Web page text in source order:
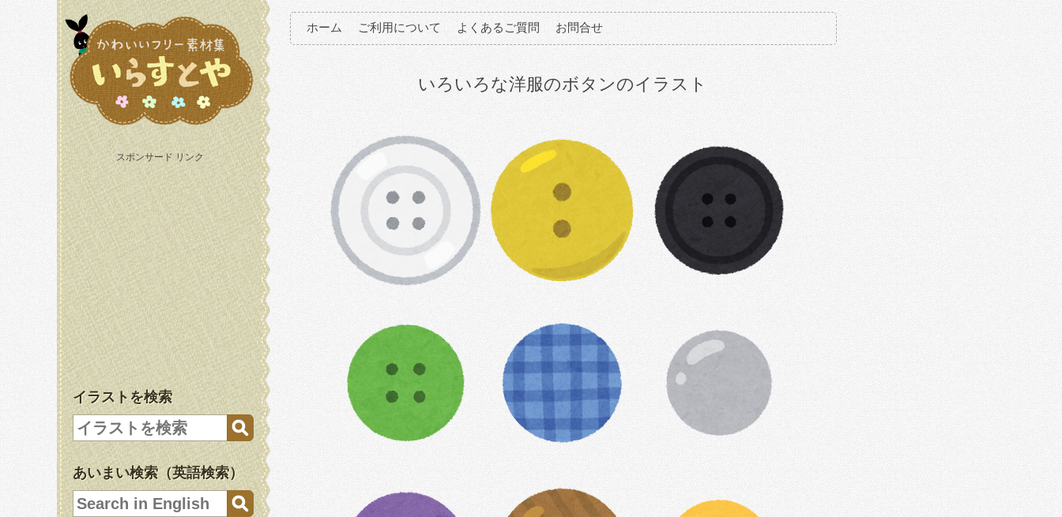
スポンサード リンク
イラストを検索
あいまい検索（英語検索）
ホーム ご利用について よくあるご質問 お問合せ
いろいろな洋服のボタンのイラスト